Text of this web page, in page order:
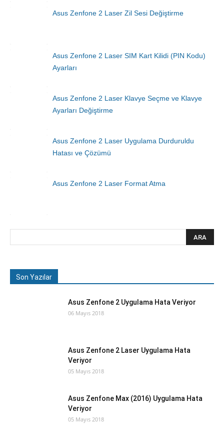
Asus Zenfone 2 Laser Zil Sesi Değiştirme
Asus Zenfone 2 Laser SIM Kart Kilidi (PIN Kodu)
Ayarları
Asus Zenfone 2 Laser Klavye Seçme ve Klavye
Ayarları Değiştirme
Asus Zenfone 2 Laser Uygulama Durduruldu
Hatası ve Çözümü
Asus Zenfone 2 Laser Format Atma
Son Yazılar
Asus Zenfone 2 Uygulama Hata Veriyor
06 Mayıs 2018
Asus Zenfone 2 Laser Uygulama Hata
Veriyor
05 Mayıs 2018
Asus Zenfone Max (2016) Uygulama Hata
Veriyor
05 Mayıs 2018